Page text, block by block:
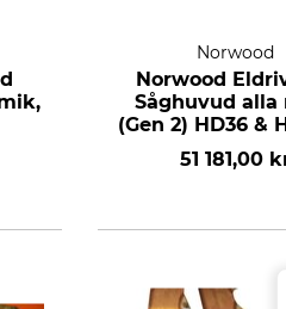
Norwood
Norwood
Såghuvud alla
(Gen 2) HD36 &
för 4,8m
51 181,00